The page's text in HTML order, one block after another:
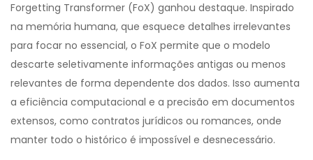
Forgetting Transformer (FoX) ganhou destaque. Inspirado
na memória humana, que esquece detalhes irrelevantes
para focar no essencial, o FoX permite que o modelo
descarte seletivamente informações antigas ou menos
relevantes de forma dependente dos dados. Isso aumenta
a eficiência computacional e a precisão em documentos
extensos, como contratos jurídicos ou romances, onde
manter todo o histórico é impossível e desnecessário.